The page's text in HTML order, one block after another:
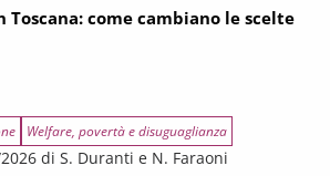
Toscana: come cambiano le scelte
Welfare, povertà e disuguaglianza
di S. Duranti e N. Faraoni